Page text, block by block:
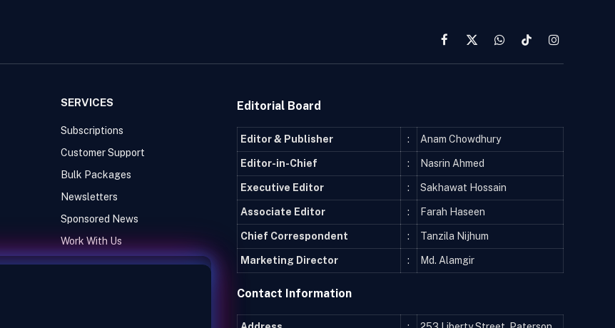
Facebook
X
WhatsAppTikTokInstagram
SERVICES
Subscriptions
Customer Support
Bulk Packages
Newsletters
Sponsored News
Work With Us
Editorial Board
Editor & Publisher : Anam Chowdhury
Editor-in-Chief : Nasrin Ahmed
Executive Editor : Sakhawat Hossain
Associate Editor : Farah Haseen
Chief Correspondent : Tanzila Nijhum
Marketing Director : Md. Alamgir
Contact Information